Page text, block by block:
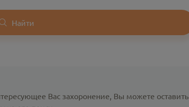
Найти
Вас захоронение, Вы можете оставить